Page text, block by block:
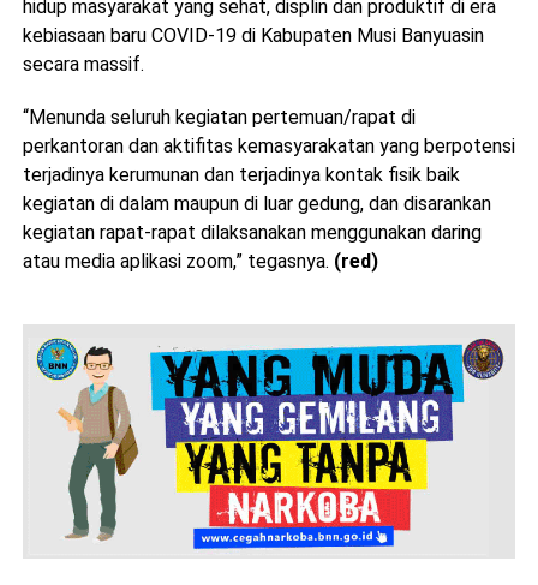
hidup masyarakat yang sehat, displin dan produktif di era
kebiasaan baru COVID-19 di Kabupaten Musi Banyuasin
secara massif.
“Menunda seluruh kegiatan pertemuan/rapat di
perkantoran dan aktifitas kemasyarakatan yang berpotensi
terjadinya kerumunan dan terjadinya kontak fisik baik
kegiatan di dalam maupun di luar gedung, dan disarankan
kegiatan rapat-rapat dilaksanakan menggunakan daring
atau media aplikasi zoom,” tegasnya. (red)